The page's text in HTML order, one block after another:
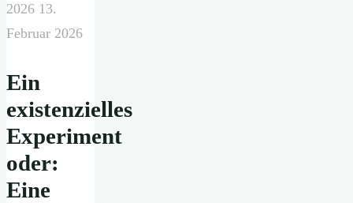
2026 13.
Februar 2026
Ein
existenzielles
Experiment
oder:
Eine